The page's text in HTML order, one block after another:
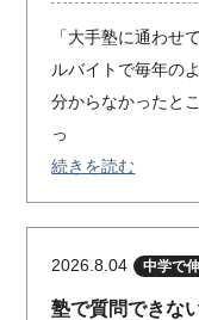
「大手塾に通わせ
ルバイトで毎年の
分からなかったと
っ
続きを読む
2026.8.04 中学で
塾で質問できな